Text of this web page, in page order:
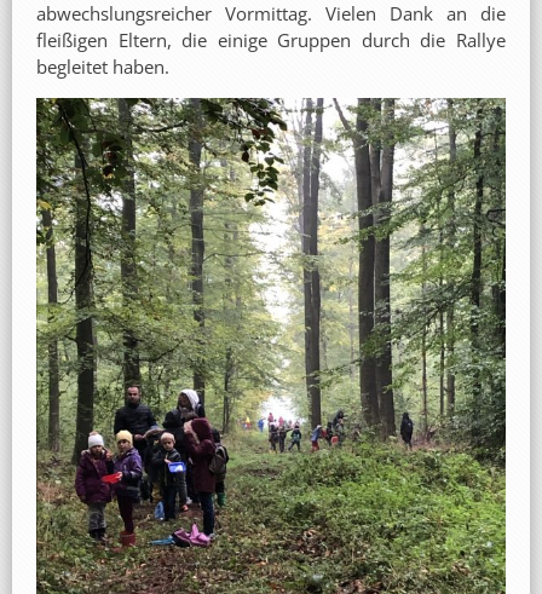
abwechslungsreicher Vormittag. Vielen Dank an die
fleißigen Eltern, die einige Gruppen durch die Rallye
begleitet haben.